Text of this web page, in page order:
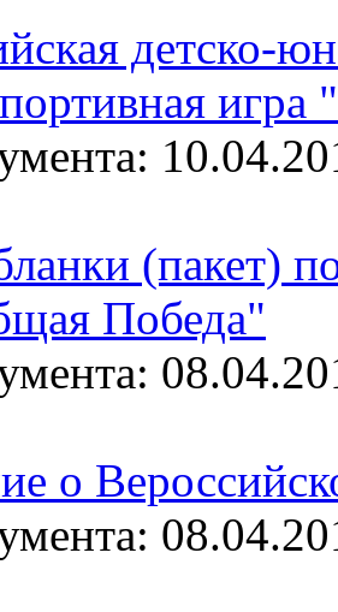
детско-
(пакет)
Победа"
о